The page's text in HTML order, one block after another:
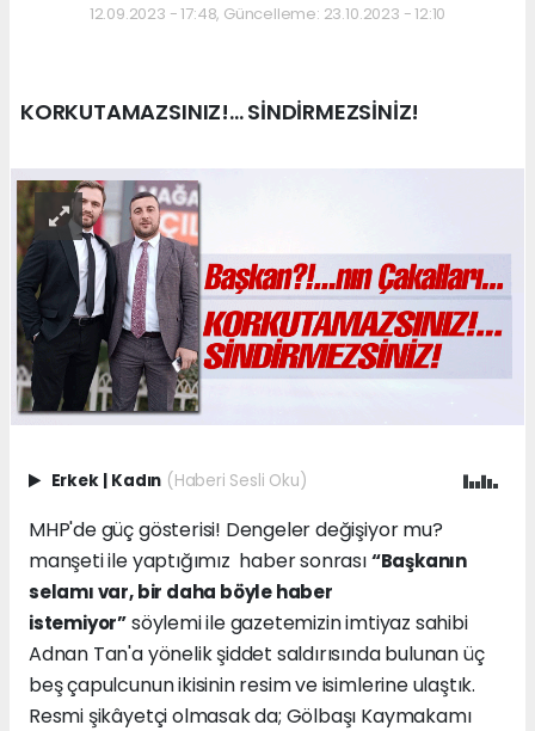
12.09.2023 - 17:48, Güncelleme: 23.10.2023 - 12:10
KORKUTAMAZSINIZ!... SİNDİRMEZSİNİZ!
Erkek | Kadın (Haberi Sesli Oku)
MHP'de güç gösterisi! Dengeler değişiyor mu?
manşeti ile yaptığımız haber sonrası“Başkanın
selamı var, bir daha böyle haber
istemiyor”söylemi ile gazetemizin imtiyaz sahibi
Adnan Tan'a yönelik şiddet saldırısında bulunan üç
beş çapulcunun ikisinin resim ve isimlerine ulaştık.
Resmi şikâyetçi olmasak da; Gölbaşı Kaymakamı